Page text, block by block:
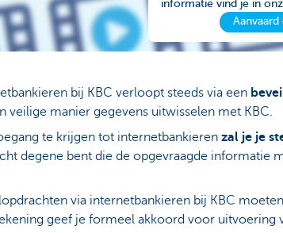
informatie vind je in
bij KBC verloopt steeds via een
veilige manier gegevens uitwisselen met KBC.
te krijgen tot internetbankieren zal je je
degene bent die de opgevraagde informatie
via internetbankieren bij KBC
geef je formeel akkoord voor uitvoering